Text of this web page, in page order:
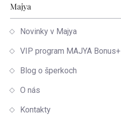
Zápätie
Majya
Novinky v Majya
VIP program MAJYA Bonus+
Blog o šperkoch
O nás
Kontakty